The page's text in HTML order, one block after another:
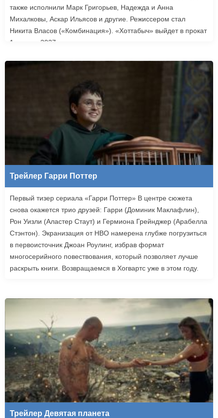
также исполнили Марк Григорьев, Надежда и Анна
Михалковы, Аскар Ильясов и другие. Режиссером стал
Никита Власов («Комбинация»). «Хоттабыч» выйдет в прокат
1 января 2027 года.
Трейлер Гарри Поттер
Первый тизер сериала «Гарри Поттер» В центре сюжета
снова окажется трио друзей: Гарри (Доминик Маклафлин),
Рон Уизли (Аластер Стаут) и Гермиона Грейнджер (Арабелла
Стэнтон). Экранизация от HBO намерена глубже погрузиться
в первоисточник Джоан Роулинг, избрав формат
многосерийного повествования, который позволяет лучше
раскрыть книги. Возвращаемся в Хогвартс уже в этом году.
Трейлер Девятая планета